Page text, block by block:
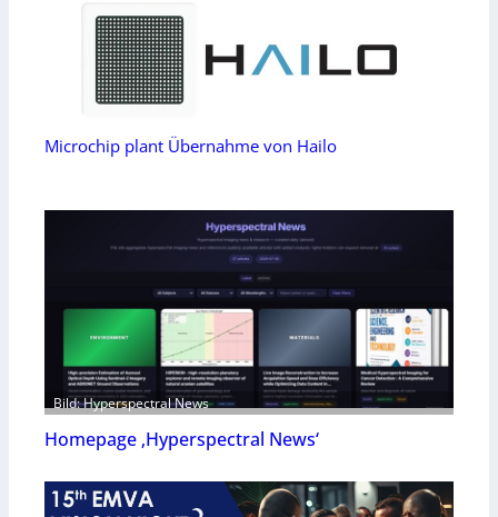
Microchip plant Übernahme von Hailo
Bild: Hyperspectral News
Homepage ‚Hyperspectral News‘